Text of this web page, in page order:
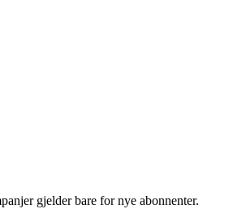
gjelder bare for nye abonnenter.